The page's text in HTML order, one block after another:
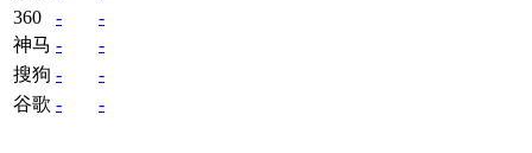
360
-
-
神马 -
-
搜狗 -
-
谷歌 - -